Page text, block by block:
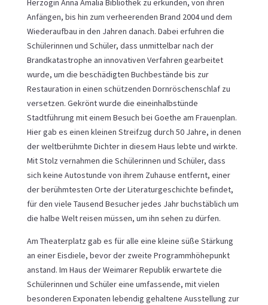
Herzogin Anna Amalia Bibliothek zu erkunden, von ihren
Anfängen, bis hin zum verheerenden Brand 2004 und dem
Wiederaufbau in den Jahren danach. Dabei erfuhren die
Schülerinnen und Schüler, dass unmittelbar nach der
Brandkatastrophe an innovativen Verfahren gearbeitet
wurde, um die beschädigten Buchbestände bis zur
Restauration in einen schützenden Dornröschenschlaf zu
versetzen. Gekrönt wurde die eineinhalbstünde
Stadtführung mit einem Besuch bei Goethe am Frauenplan.
Hier gab es einen kleinen Streifzug durch 50 Jahre, in denen
der weltberühmte Dichter in diesem Haus lebte und wirkte.
Mit Stolz vernahmen die Schülerinnen und Schüler, dass
sich keine Autostunde von ihrem Zuhause entfernt, einer
der berühmtesten Orte der Literaturgeschichte befindet,
für den viele Tausend Besucher jedes Jahr buchstäblich um
die halbe Welt reisen müssen, um ihn sehen zu dürfen.
Am Theaterplatz gab es für alle eine kleine süße Stärkung
an einer Eisdiele, bevor der zweite Programmhöhepunkt
anstand. Im Haus der Weimarer Republik erwartete die
Schülerinnen und Schüler eine umfassende, mit vielen
besonderen Exponaten lebendig gehaltene Ausstellung zur